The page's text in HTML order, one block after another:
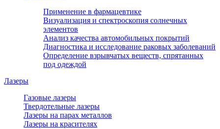
Применение в фармацевтике
Визуализация и спектроскопия солнечных
элементов
Анализ качества автомобильных покрытий
Диагностика и исследование раковых заболеваний
Определение взрывчатых веществ, спрятанных
под одеждой
Лазеры
Газовые лазеры
Твердотельные лазеры
Лазеры на парах металлов
Лазеры на красителях